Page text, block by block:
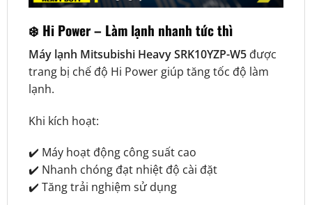
❄️ Hi Power – Làm lạnh nhanh tức thì
Máy lạnh Mitsubishi Heavy SRK10YZP-W5được
trang bị chế độ Hi Power giúp tăng tốc độ làm
lạnh.
Khi kích hoạt:
✔️ Máy hoạt động công suất cao
✔️ Nhanh chóng đạt nhiệt độ cài đặt
✔️ Tăng trải nghiệm sử dụng